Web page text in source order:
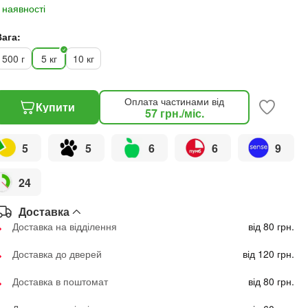
500 г
5 кг 10 кг
Купити Оплата частинами від
57 грн./міс.
5 5 6 6 9
24
Доставка
Доставка на відділення
від 80 грн.
Доставка до дверей
від 120 грн.
Доставка в поштомат
від 80 грн.